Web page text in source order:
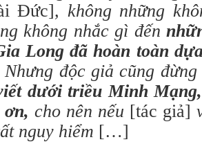
Đức], không những
không nhắc gì đến
Long đã hoàn toàn
Nhưng độc giả cũng
dưới triều Minh
ơn, cho nên nếu [tác giả]
nguy hiểm […]